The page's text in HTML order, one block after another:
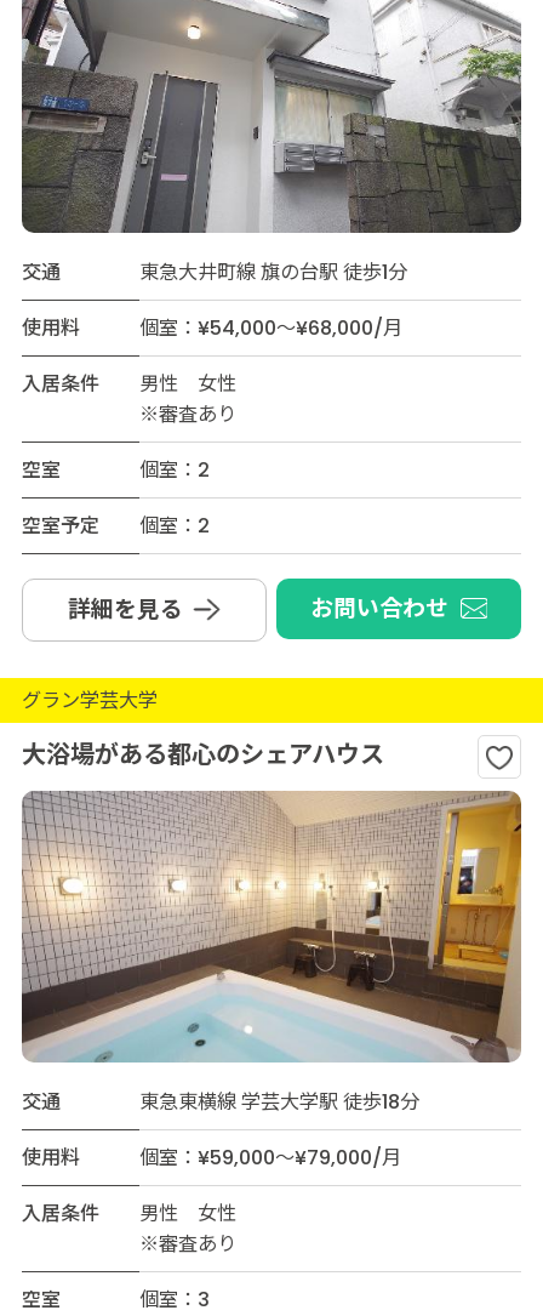
交通
東急大井町線 旗の台駅 徒歩1分
使用料
個室：¥54,000～¥68,000/月
入居条件
男性 女性
※審査あり
空室
個室：2
空室予定
個室：2
詳細を見る お問い合わせ
グラン学芸大学
大浴場がある都心のシェアハウス
交通
東急東横線 学芸大学駅 徒歩18分
使用料
個室：¥59,000～¥79,000/月
入居条件
男性 女性
※審査あり
空室
個室：3